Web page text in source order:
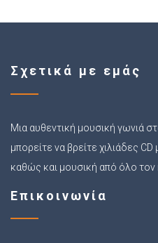
Σχετικά με εμάς
Μια αυθεντική μουσική γωνιά
μπορείτε να βρείτε χιλιάδες
καθώς και μουσική από όλο τον
Επικοινωνία